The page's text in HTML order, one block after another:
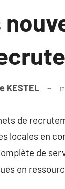
KESTEL
de
locales en
de
en